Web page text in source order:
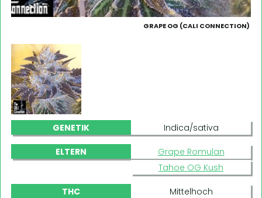
GRAPE OG (CALI CONNECTION)
GENETIK Indica/sativa
ELTERN
Grape Romulan
Tahoe OG Kush
THC Mittelhoch